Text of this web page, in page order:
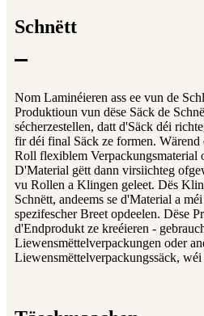
Schnëtt
Nom Laminéieren ass ee vun de
Produktioun vun dëse Säck de
sécherzestellen, datt d'Säck déi
fir déi final Säck ze formen. Wärend
Roll flexiblem Verpackungsmaterial
D'Material gëtt dann virsiichteg
vu Rollen a Klingen geleet. Dës
Schnëtt, andeems se d'Material a
spezifescher Breet opdeelen. Dëse
d'Endprodukt ze kreéieren -
Liewensmëttelverpackungen oder
Liewensmëttelverpackungssäck,